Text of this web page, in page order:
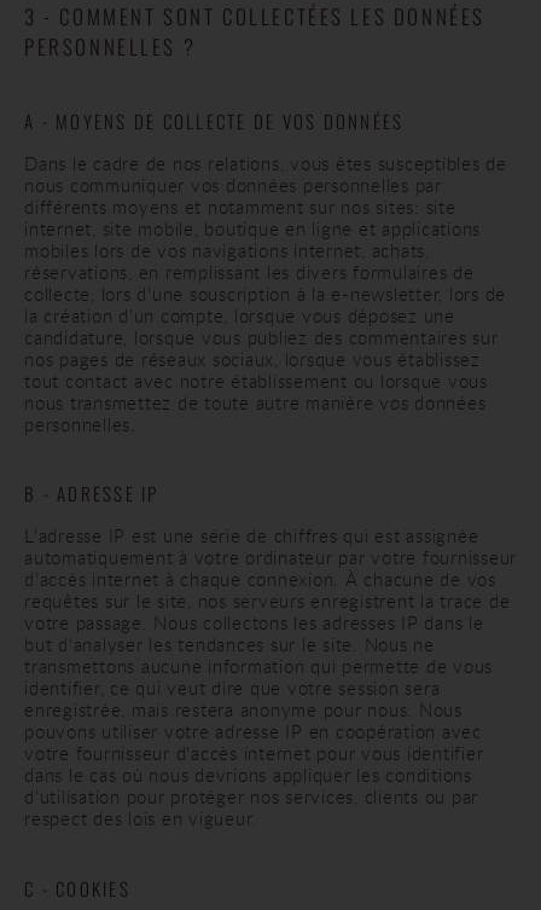
3 - COMMENT SONT COLLECTÉES LES DONNÉES
PERSONNELLES ?
A - MOYENS DE COLLECTE DE VOS DONNÉES
Dans le cadre de nos relations, vous êtes susceptibles de
nous communiquer vos données personnelles par
différents moyens et notamment sur nos sites: site
internet, site mobile, boutique en ligne et applications
mobiles lors de vos navigations internet, achats,
réservations, en remplissant les divers formulaires de
collecte, lors d'une souscription à la e-newsletter, lors de
la création d'un compte, lorsque vous déposez une
candidature, lorsque vous publiez des commentaires sur
nos pages de réseaux sociaux, lorsque vous établissez
tout contact avec notre établissement ou lorsque vous
nous transmettez de toute autre manière vos données
personnelles.
B - ADRESSE IP
L'adresse IP est une série de chiffres qui est assignée
automatiquement à votre ordinateur par votre fournisseur
d'accès internet à chaque connexion. À chacune de vos
requêtes sur le site, nos serveurs enregistrent la trace de
votre passage. Nous collectons les adresses IP dans le
but d'analyser les tendances sur le site. Nous ne
transmettons aucune information qui permette de vous
identifier, ce qui veut dire que votre session sera
enregistrée, mais restera anonyme pour nous. Nous
pouvons utiliser votre adresse IP en coopération avec
votre fournisseur d'accès internet pour vous identifier
dans le cas où nous devrions appliquer les conditions
d'utilisation pour protéger nos services, clients ou par
respect des lois en vigueur.
C - COOKIES